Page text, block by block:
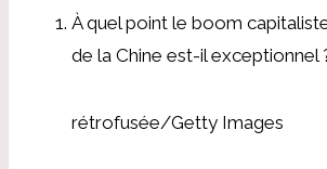
À quel point le boom
de la Chine est-il exceptionnel
rétrofusée/Getty Images